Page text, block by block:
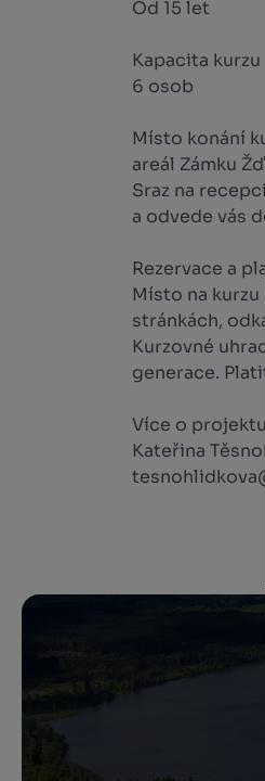
Od 15 let
Kapacita kurzu
6 osob
Místo konání
areál Zámku
Sraz na
a odvede vás
Rezervace a
Místo na
stránkách,
Kurzovné
generace.
Více o
Kateřina